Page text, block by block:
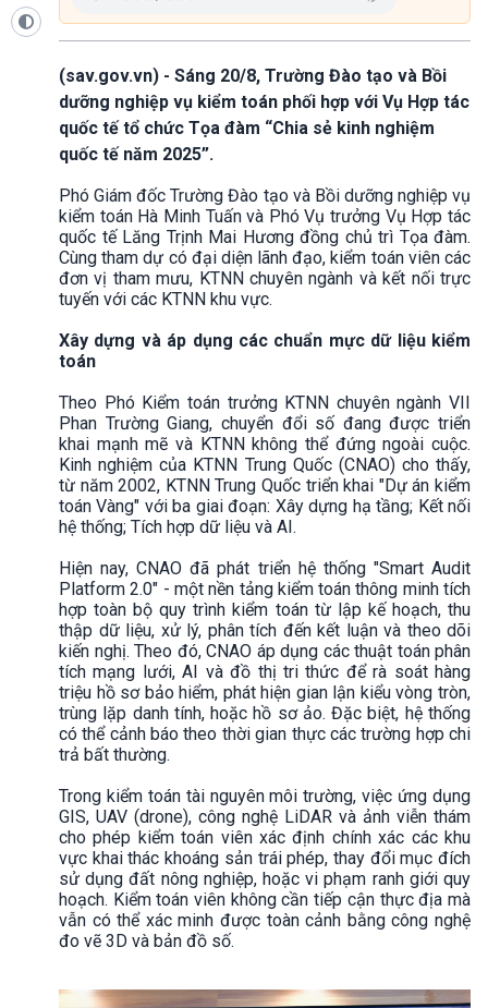
(sav.gov.vn) - Sáng 20/8, Trường Đào tạo và Bồi
dưỡng nghiệp vụ kiểm toán phối hợp với Vụ Hợp tác
quốc tế tổ chức Tọa đàm “Chia sẻ kinh nghiệm
quốc tế năm 2025”.
Phó Giám đốc Trường Đào tạo và Bồi dưỡng nghiệp vụ
kiểm toán Hà Minh Tuấn và Phó Vụ trưởng Vụ Hợp tác
quốc tế Lăng Trịnh Mai Hương đồng chủ trì Tọa đàm.
Cùng tham dự có đại diện lãnh đạo, kiểm toán viên các
đơn vị tham mưu, KTNN chuyên ngành và kết nối trực
tuyến với các KTNN khu vực.
Xây dựng và áp dụng các chuẩn mực dữ liệu kiểm
toán
Theo Phó Kiểm toán trưởng KTNN chuyên ngành VII
Phan Trường Giang, chuyển đổi số đang được triển
khai mạnh mẽ và KTNN không thể đứng ngoài cuộc.
Kinh nghiệm của KTNN Trung Quốc (CNAO) cho thấy,
từ năm 2002, KTNN Trung Quốc triển khai "Dự án kiểm
toán Vàng" với ba giai đoạn: Xây dựng hạ tầng; Kết nối
hệ thống; Tích hợp dữ liệu và AI.
Hiện nay, CNAO đã phát triển hệ thống "Smart Audit
Platform 2.0" - một nền tảng kiểm toán thông minh tích
hợp toàn bộ quy trình kiểm toán từ lập kế hoạch, thu
thập dữ liệu, xử lý, phân tích đến kết luận và theo dõi
kiến nghị. Theo đó, CNAO áp dụng các thuật toán phân
tích mạng lưới, AI và đồ thị tri thức để rà soát hàng
triệu hồ sơ bảo hiểm, phát hiện gian lận kiểu vòng tròn,
trùng lặp danh tính, hoặc hồ sơ ảo. Đặc biệt, hệ thống
có thể cảnh báo theo thời gian thực các trường hợp chi
trả bất thường.
Trong kiểm toán tài nguyên môi trường, việc ứng dụng
GIS, UAV (drone), công nghệ LiDAR và ảnh viễn thám
cho phép kiểm toán viên xác định chính xác các khu
vực khai thác khoáng sản trái phép, thay đổi mục đích
sử dụng đất nông nghiệp, hoặc vi phạm ranh giới quy
hoạch. Kiểm toán viên không cần tiếp cận thực địa mà
vẫn có thể xác minh được toàn cảnh bằng công nghệ
đo vẽ 3D và bản đồ số.